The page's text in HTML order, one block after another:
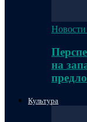
на
Культура